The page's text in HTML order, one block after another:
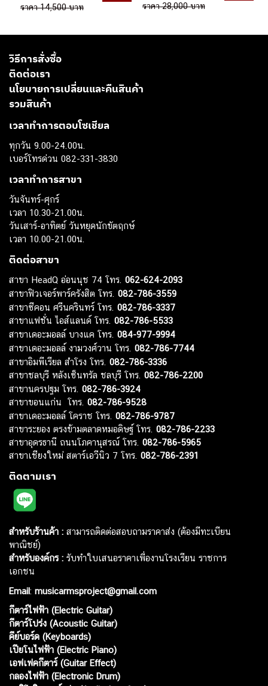
ราคา 14,500 บาท ราคา 28,000 บาท
วิธีการสั่งซื้อ
ติดต่อเรา
นโยบายการเปลี่ยนและคืนสินค้า
รวมสินค้า
เวลาทำการตอบโซเชียล
ทุกวัน 9.00-24.00น.
เบอร์โทรด่วน 082-331-3830
เวลาทำการสาขา
วันจันทร์-ศุกร์
เวลา 10.30-21.00น.
วันเสาร์-อาทิตย์ วันหยุดนักขัตฤกษ์
เวลา 10.00-21.00น.
ติดต่อสาขา
สาขา HeadQ อ่อนนุช 74 โทร. 062-624-2093
สาขาฟิวเจอร์พาร์ครังสิต โทร. 082-786-3559
สาขาซีคอน ศรีนครินทร์ โทร. 082-786-3337
สาขาแฟชั่น ไอส์แลนด์ โทร. 082-786-5533
สาขาเดอะมอลล์ บางแค โทร. 084-977-9994
สาขาเดอะมอลล์ งามวงศ์วาน โทร. 082-786-7744
สาขาอิมพีเรียล สำโรง โทร. 082-786-3336
สาขาชลบุรี หลังเซ็นทรัล ชลบุรี โทร. 082-786-2200
สาขานครปฐม โทร. 082-786-3924
สาขาขอนแก่น โทร. 082-786-9528
สาขาเดอะมอลล์ โคราช โทร. 082-786-9787
สาขาระยอง ตรงข้ามตลาดหมอดิษฐ์ โทร. 082-786-2233
สาขาอุดรธานี ถนนโภคานุสรณ์ โทร. 082-786-5965
สาขาเชียงใหม่ สตาร์เอวีนิว 7 โทร. 082-786-2391
ติดตามเรา
สำหรับร้านค้า : สามารถติดต่อสอบถามราคาส่ง (ต้องมีทะเบียน
พาณิชย์)
สำหรับองค์กร : รับทำใบเสนอราคาเพื่องานโรงเรียน ราชการ
เอกชน
Email: musicarmsproject@gmail.com
กีตาร์ไฟฟ้า (Electric Guitar)
กีตาร์โปร่ง (Acoustic Guitar)
คีย์บอร์ด (Keyboards)
เปียโนไฟฟ้า (Electric Piano)
เอฟเฟคกีตาร์ (Guitar Effect)
กลองไฟฟ้า (Electronic Drum)